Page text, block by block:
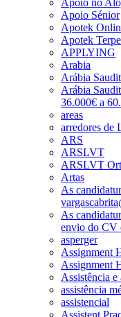
Apoio Sénior
Apotek
Apotek
APPLYING
Arabia
Arábia
Arábia
36.000€ a
areas
arredores de
ARS
ARSLVT
ARSLVT
Artas
As
As
envio do CV
asperger
Assignment
Assignment
Assistência
assistência
assistencial
Assistent